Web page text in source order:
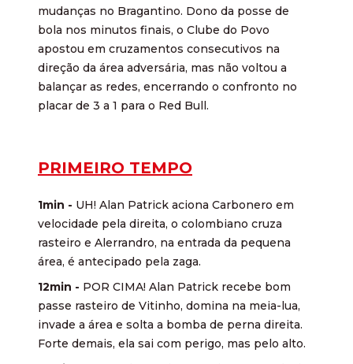
mudanças no Bragantino. Dono da posse de
bola nos minutos finais, o Clube do Povo
apostou em cruzamentos consecutivos na
direção da área adversária, mas não voltou a
balançar as redes, encerrando o confronto no
placar de 3 a 1 para o Red Bull.
PRIMEIRO TEMPO
1min - UH! Alan Patrick aciona Carbonero em
velocidade pela direita, o colombiano cruza
rasteiro e Alerrandro, na entrada da pequena
área, é antecipado pela zaga.
12min - POR CIMA! Alan Patrick recebe bom
passe rasteiro de Vitinho, domina na meia-lua,
invade a área e solta a bomba de perna direita.
Forte demais, ela sai com perigo, mas pelo alto.